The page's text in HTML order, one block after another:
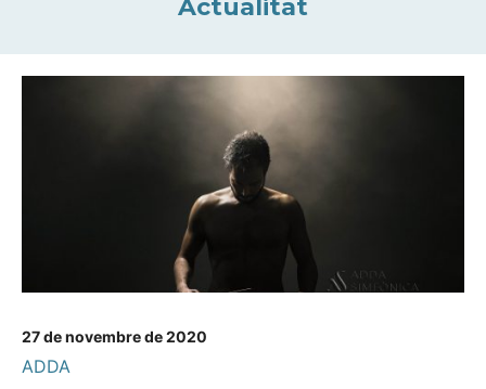
Actualitat
27 de novembre de 2020
ADDA